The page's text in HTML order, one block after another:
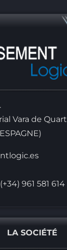
Vara de Quart
(+34) 961 581 614
LA SOCIÉTÉ